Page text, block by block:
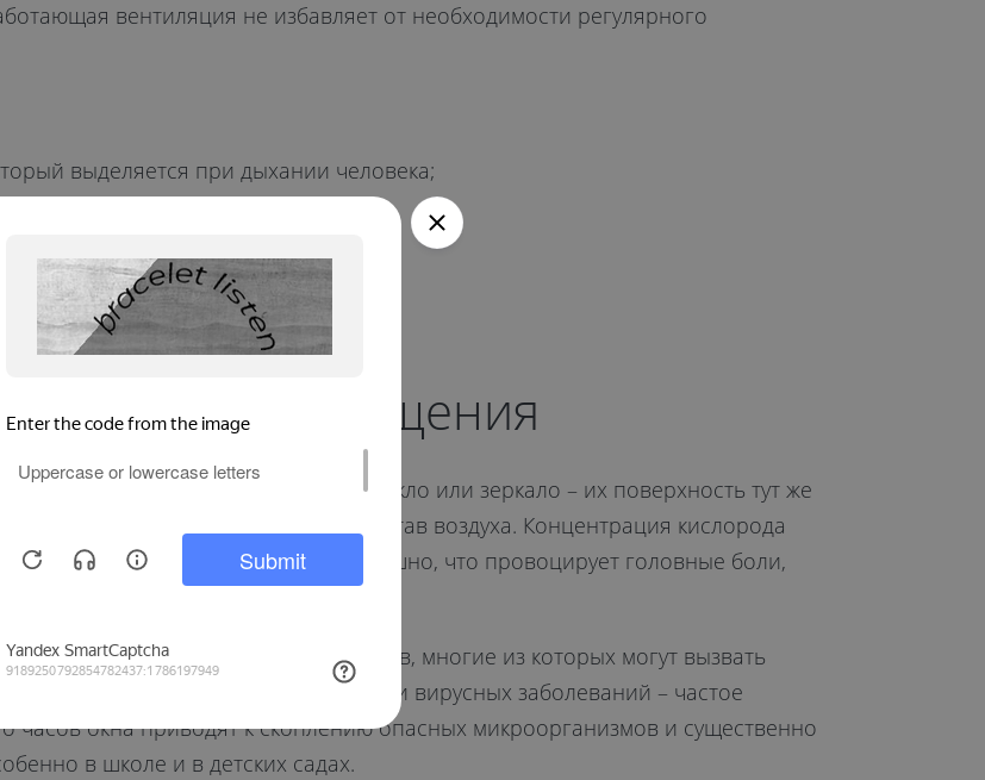
вентиляция не избавляет от необходимости регулярного
выделяется при дыхании человека;
образования плесени;
помещения
легко проверить, выдохнув на стекло или зеркало – их поверхность тут же
и изменяет химический состав воздуха. Концентрация кислорода
в помещении становится душно, что провоцирует головные боли,
имеются колонии бактерий и вирусов, многие из которых могут вызвать
врачей для профилактики вирусных заболеваний – частое
окна приводят к скоплению опасных микроорганизмов и существенно
в школе и в детских садах.